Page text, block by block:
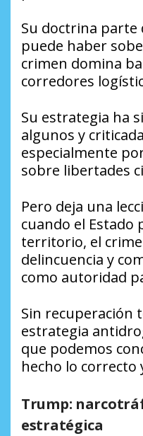
Su doctrina parte
puede haber
crimen domina
corredores
Su estrategia ha
algunos y
especialmente
sobre libertades
Pero deja una
cuando el Estado
territorio, el
delincuencia y
como autoridad
Sin recuperación
estrategia
que podemos
hecho lo correcto
Trump:
estratégica